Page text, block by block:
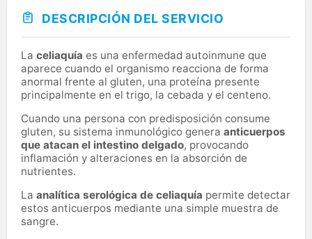
DESCRIPCIÓN DEL SERVICIO
La celiaquía es una enfermedad autoinmune que
aparece cuando el organismo reacciona de forma
anormal frente al gluten, una proteína presente
principalmente en el trigo, la cebada y el centeno.
Cuando una persona con predisposición consume
gluten, su sistema inmunológico genera anticuerpos
que atacan el intestino delgado, provocando
inflamación y alteraciones en la absorción de
nutrientes.
La analítica serológica de celiaquía permite detectar
estos anticuerpos mediante una simple muestra de
sangre.